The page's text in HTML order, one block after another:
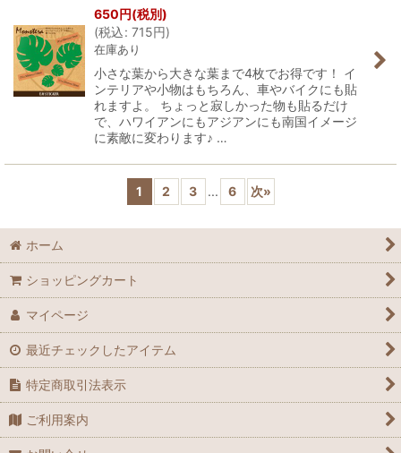
650円(税別)
(税込: 715円)
在庫あり
小さな葉から大きな葉まで4枚でお得です！ イ
ンテリアや小物はもちろん、車やバイクにも貼
れますよ。 ちょっと寂しかった物も貼るだけ
で、ハワイアンにもアジアンにも南国イメージ
に素敵に変わります♪ …
1 2 3 ... 6 次»
ホーム
ショッピングカート
マイページ
最近チェックしたアイテム
特定商取引法表示
ご利用案内